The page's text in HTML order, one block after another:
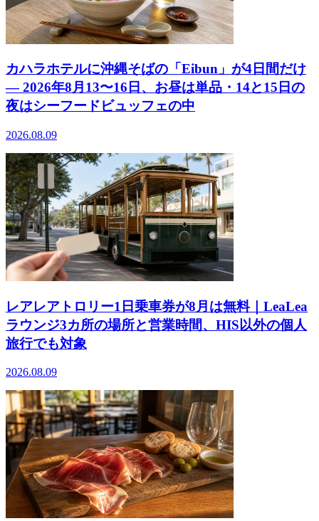
カハラホテルに沖縄そばの「Eibun」が4日間だけ
― 2026年8月13〜16日、お昼は単品・14と15日の
夜はシーフードビュッフェの中
2026.08.09
レアレアトロリー1日乗車券が8月は無料｜LeaLea
ラウンジ3カ所の場所と営業時間、HIS以外の個人
旅行でも対象
2026.08.09